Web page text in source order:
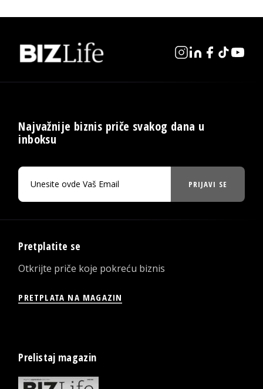
Najvažnije biznis priče svakog dana u
inboksu
PRIJAVI SE
Pretplatite se
Otkrijte priče koje pokreću biznis
PRETPLATA NA MAGAZIN
Prelistaj magazin